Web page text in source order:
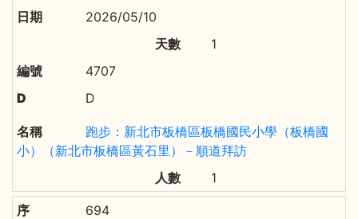
2026/05/10
1
4707
D
跑步：新北市板橋區板橋國民小學（板橋國
小）（新北市板橋區黃石里）－順道拜訪
1
694